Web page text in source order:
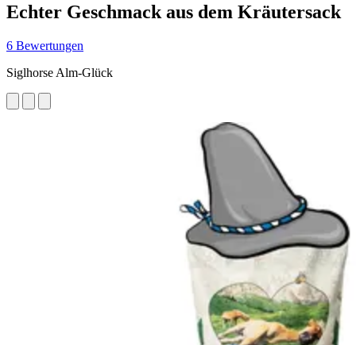
Echter Geschmack aus dem Kräutersack
6 Bewertungen
Siglhorse Alm-Glück